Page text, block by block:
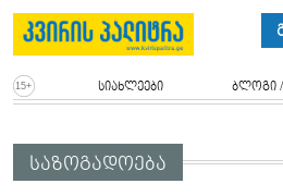
სიახლეები ბლოგი
საზოგადოება